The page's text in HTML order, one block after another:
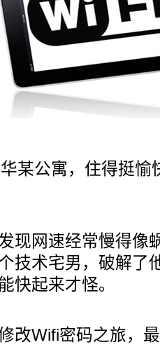
某公寓，住得挺愉
现网速经常慢得像
技术宅男，破解了
快起来才怪。
改Wifi密码之旅，